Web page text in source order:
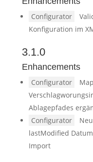
Configurator
Konfiguration im
3.1.0
Enhancements
Configurator
Ablagepfades
Configurator
lastModified
Import